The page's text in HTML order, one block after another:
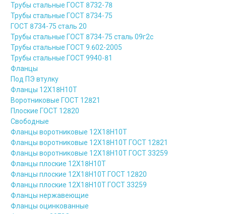
Трубы стальные ГОСТ 8732-78
Трубы стальные ГОСТ 8734-75
ГОСТ 8734-75 сталь 20
Трубы стальные ГОСТ 8734-75 сталь 09г2с
Трубы стальные ГОСТ 9.602-2005
Трубы стальные ГОСТ 9940-81
Фланцы
Под ПЭ втулку
Фланцы 12Х18Н10Т
Воротниковые ГОСТ 12821
Плоские ГОСТ 12820
Свободные
Фланцы воротниковые 12Х18Н10Т
Фланцы воротниковые 12Х18Н10Т ГОСТ 12821
Фланцы воротниковые 12Х18Н10Т ГОСТ 33259
Фланцы плоские 12Х18Н10Т
Фланцы плоские 12Х18Н10Т ГОСТ 12820
Фланцы плоские 12Х18Н10Т ГОСТ 33259
Фланцы нержавеющие
Фланцы оцинкованные